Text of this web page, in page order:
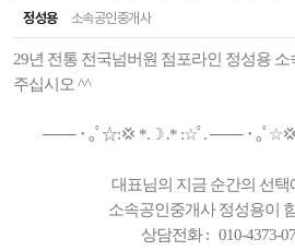
정성용 소속공인중개사
29년 전통 전국넘버원 점포라인 정성용
주십시오 ^^
─── ･ ｡ﾟ☆:💢 *.☽ .* :☆ﾟ. ─── ･ ｡ﾟ
대표님의 지금 순간의 선택에
소속공인중개사 정성용이 함께
상담전화 : 010-4373-